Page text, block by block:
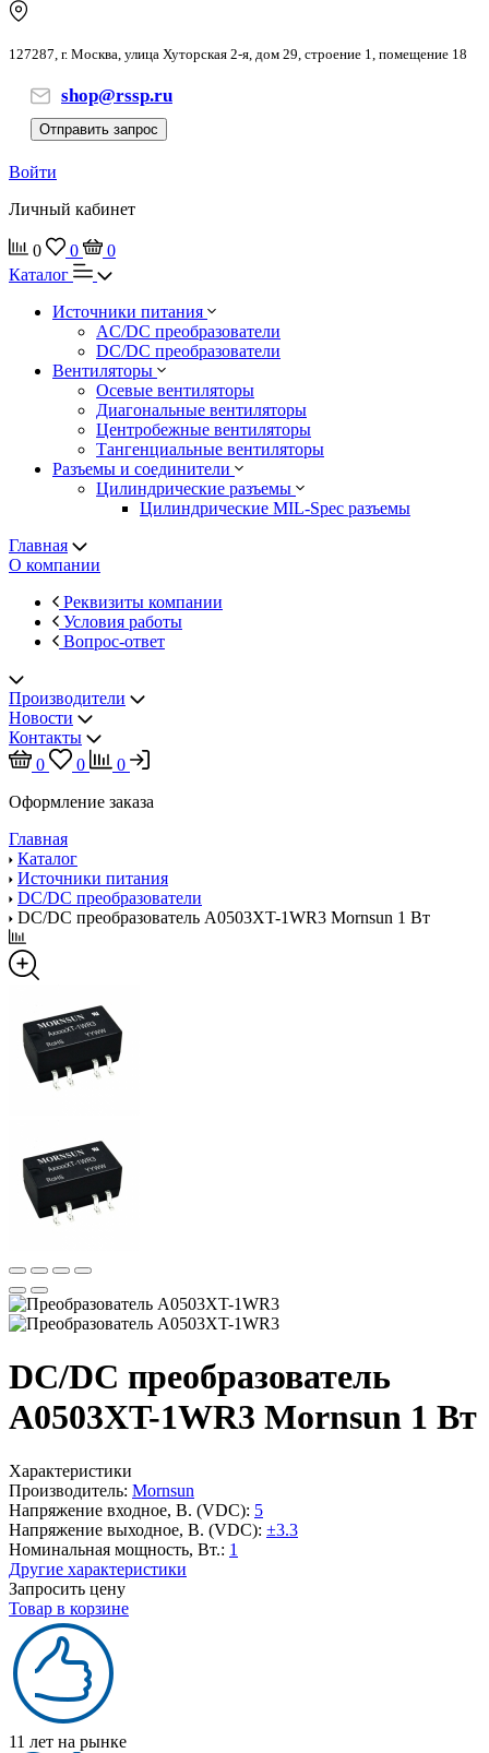
127287, г. Москва, улица Хуторская 2-я, дом 29, строение 1, помещение 18
shop@rssp.ru
Отправить запрос
Войти
Личный кабинет
0 0
0
Каталог
Источники питания
AC/DC преобразователи
DC/DC преобразователи
Вентиляторы
Осевые вентиляторы
Диагональные вентиляторы
Центробежные вентиляторы
Тангенциальные вентиляторы
Разъемы и соединители
Цилиндрические разъемы
Цилиндрические MIL-Spec разъемы
Главная
О компании
Реквизиты компании
Условия работы
Вопрос-ответ
Производители
Новости
Контакты
0
0
0
Оформление заказа
Главная
Каталог
Источники питания
DC/DC преобразователи
DC/DC преобразователь A0503XT-1WR3 Mornsun 1 Вт
DC/DC преобразователь
A0503XT-1WR3 Mornsun 1 Вт
Характеристики
Производитель: Mornsun
Напряжение входное, В. (VDC): 5
Напряжение выходное, В. (VDC): ±3.3
Номинальная мощность, Вт.: 1
Другие характеристики
Запросить цену
Товар в корзине
11 лет на рынке